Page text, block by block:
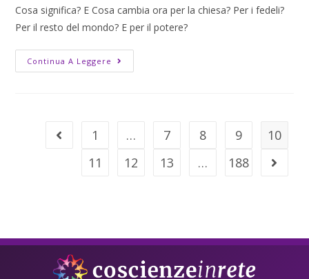
Cosa significa? E Cosa cambia ora per la chiesa? Per i fedeli?
Per il resto del mondo? E per il potere?
Continua A Leggere
1 … 7 8 9
10
11
12 13 … 188